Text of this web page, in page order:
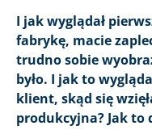
I jak wyglądał
fabrykę, macie
trudno sobie
było. I jak to
klient, skąd się
produkcyjna? Jak to